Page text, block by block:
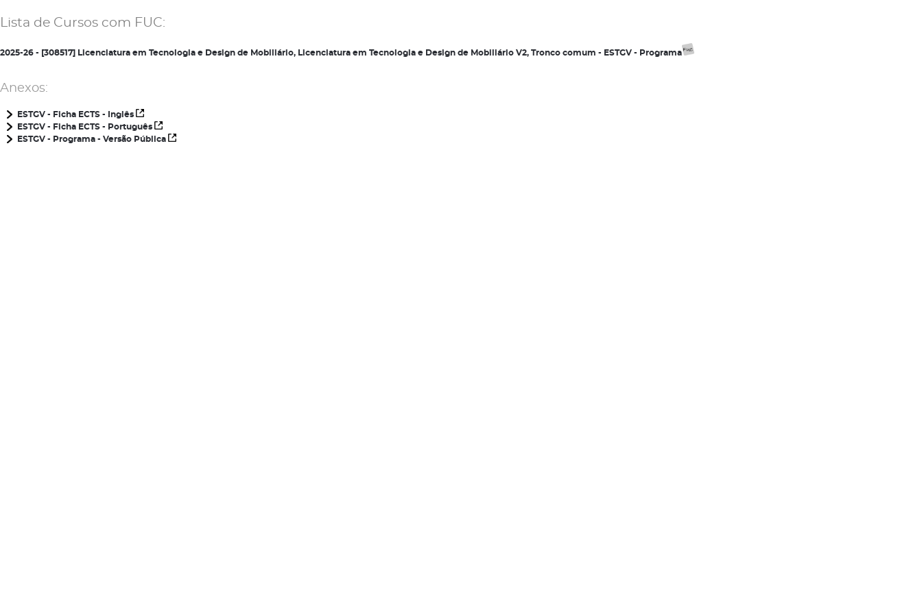
Lista de Cursos com FUC:
2025-26 - [308517] Licenciatura em Tecnologia e Design de Mobiliário, Licenciatura em Tecnologia e Design de Mobiliário V2, Tronco comum - ESTGV - Programa
Anexos:
ESTGV - Ficha ECTS - Inglês
ESTGV - Ficha ECTS - Português
ESTGV - Programa - Versão Pública